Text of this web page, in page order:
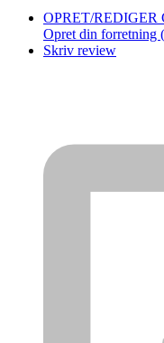
OPRET/REDIGER
Opret din forretning
Skriv review